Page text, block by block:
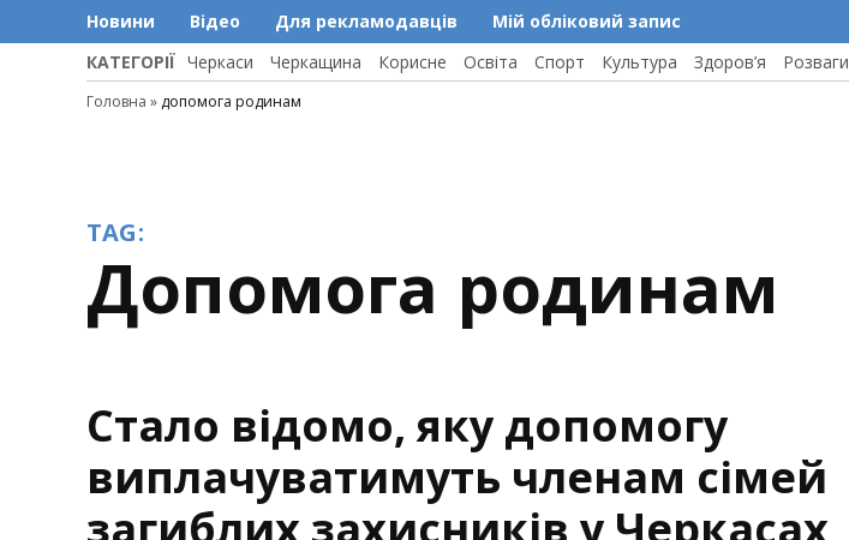
Новини Відео Для рекламодавців Мій обліковий запис
КАТЕГОРІЇ Черкаси Черкащина Корисне Освіта Спорт Культура Здоров’я Розваги
Головна » допомога родинам
TAG:
допомога родинам
Стало відомо, яку допомогу
виплачуватимуть членам сімей